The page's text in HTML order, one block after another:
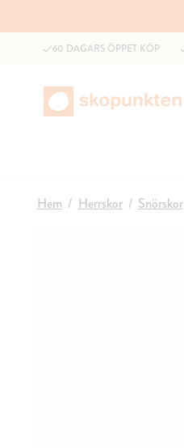
60 DAGARS ÖPPET KÖP
Hem Herrskor Snörskor